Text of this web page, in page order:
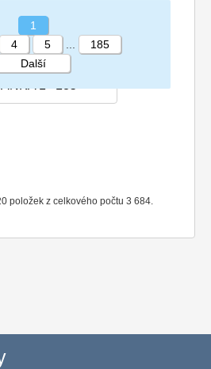
položek z celkového počtu 3 684.
1
4 5
185
Další